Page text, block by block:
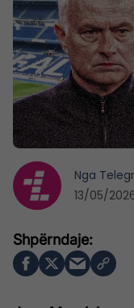
Nga
13/05/